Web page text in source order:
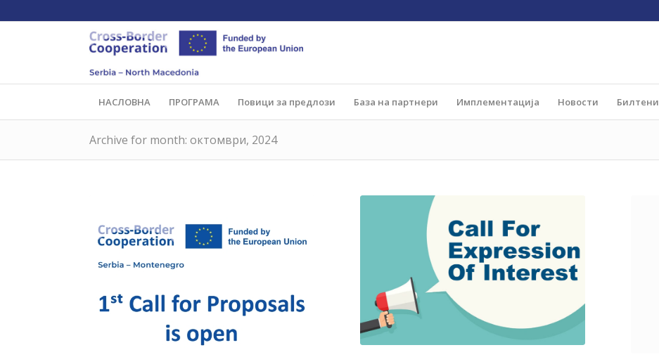
НАСЛОВНА ПРОГРАМА Повици за предлози База на партнери Имплементација Новости Билтени
Archive for month: октомври, 2024